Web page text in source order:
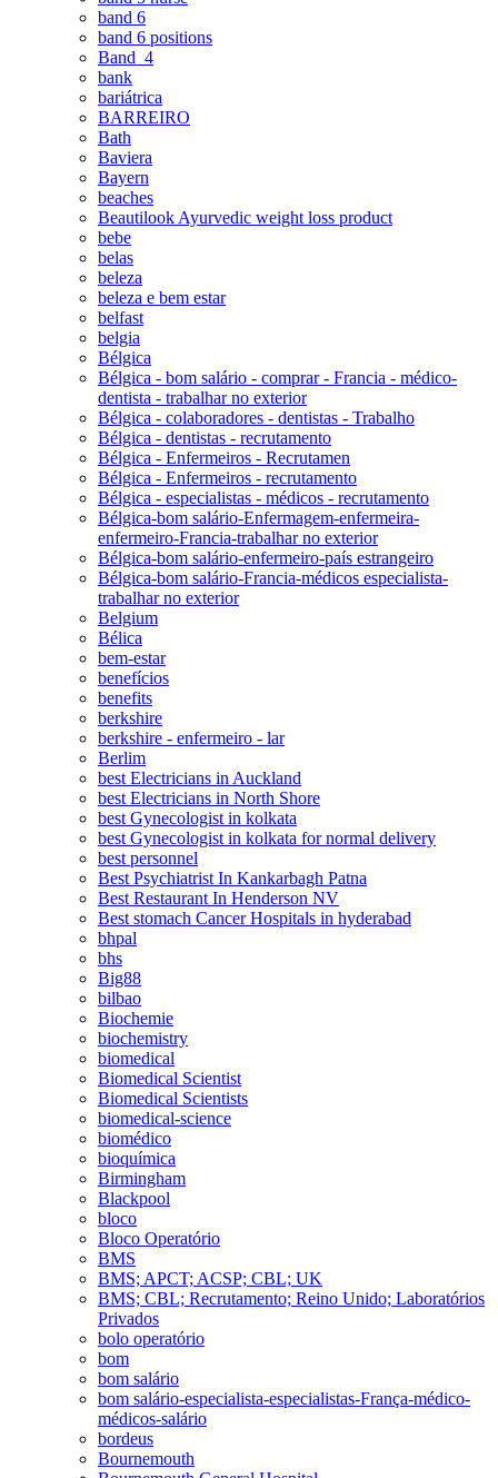
band 6
band 6 positions
Band_4
bank
bariátrica
BARREIRO
Bath
Baviera
Bayern
beaches
Beautilook Ayurvedic weight loss product
bebe
belas
beleza
beleza e bem estar
belfast
belgia
Bélgica
Bélgica - bom salário - comprar - Francia - médico-
dentista - trabalhar no exterior
Bélgica - colaboradores - dentistas - Trabalho
Bélgica - dentistas - recrutamento
Bélgica - Enfermeiros - Recrutamen
Bélgica - Enfermeiros - recrutamento
Bélgica - especialistas - médicos - recrutamento
Bélgica-bom salário-Enfermagem-enfermeira-
enfermeiro-Francia-trabalhar no exterior
Bélgica-bom salário-enfermeiro-país estrangeiro
Bélgica-bom salário-Francia-médicos especialista-
trabalhar no exterior
Belgium
Bélica
bem-estar
benefícios
benefits
berkshire
berkshire - enfermeiro - lar
Berlim
best Electricians in Auckland
best Electricians in North Shore
best Gynecologist in kolkata
best Gynecologist in kolkata for normal delivery
best personnel
Best Psychiatrist In Kankarbagh Patna
Best Restaurant In Henderson NV
Best stomach Cancer Hospitals in hyderabad
bhpal
bhs
Big88
bilbao
Biochemie
biochemistry
biomedical
Biomedical Scientist
Biomedical Scientists
biomedical-science
biomédico
bioquímica
Birmingham
Blackpool
bloco
Bloco Operatório
BMS
BMS; APCT; ACSP; CBL; UK
BMS; CBL; Recrutamento; Reino Unido; Laboratórios
Privados
bolo operatório
bom
bom salário
bom salário-especialista-especialistas-França-médico-
médicos-salário
bordeus
Bournemouth